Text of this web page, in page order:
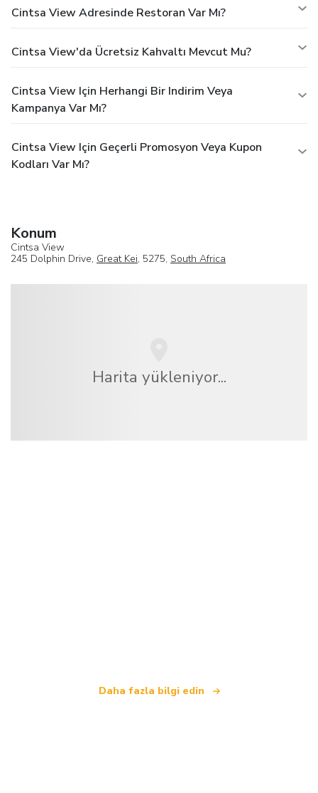
Cintsa View Adresinde Restoran Var Mı?
Cintsa View'da Ücretsiz Kahvaltı Mevcut Mu?
Cintsa View Için Herhangi Bir Indirim Veya
Kampanya Var Mı?
Cintsa View Için Geçerli Promosyon Veya Kupon
Kodları Var Mı?
Konum
Cintsa View
245 Dolphin Drive, Great Kei, 5275, South Africa
Harita yükleniyor...
Daha fazla bilgi edin